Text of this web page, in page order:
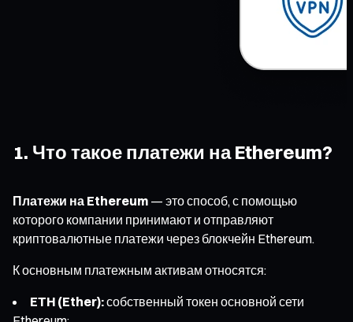
1. Что такое платежи на Ethereum?
Платежи на Ethereum — это способ, с помощью
которого компании принимают и отправляют
криптовалютные платежи через блокчейн Ethereum.
К основным платежным активам относятся:
ETH (Ether):собственный токен основной сети